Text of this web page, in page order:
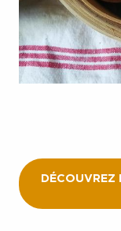
DÉCOUVREZ